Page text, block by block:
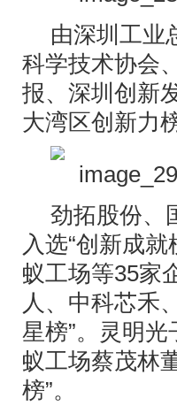
由深圳工业
科学技术协会
报、深圳创新
大湾区创新力
劲拓股份、
入选“创新成
蚁工场等35家
人、中科芯禾
星榜”。灵明
蚁工场蔡茂林
榜”。